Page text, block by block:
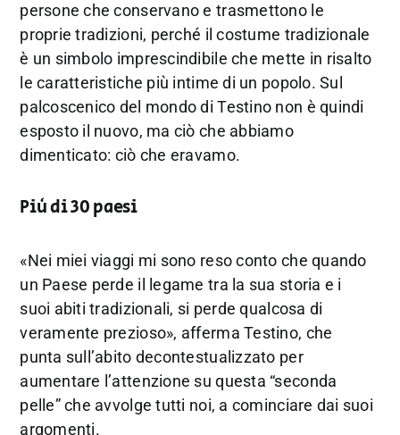
persone che conservano e trasmettono le
proprie tradizioni, perché il costume tradizionale
è un simbolo imprescindibile che mette in risalto
le caratteristiche più intime di un popolo. Sul
palcoscenico del mondo di Testino non è quindi
esposto il nuovo, ma ciò che abbiamo
dimenticato: ciò che eravamo.
Più di 30 paesi
«Nei miei viaggi mi sono reso conto che quando
un Paese perde il legame tra la sua storia e i
suoi abiti tradizionali, si perde qualcosa di
veramente prezioso», afferma Testino, che
punta sull’abito decontestualizzato per
aumentare l’attenzione su questa “seconda
pelle” che avvolge tutti noi, a cominciare dai suoi
argomenti.